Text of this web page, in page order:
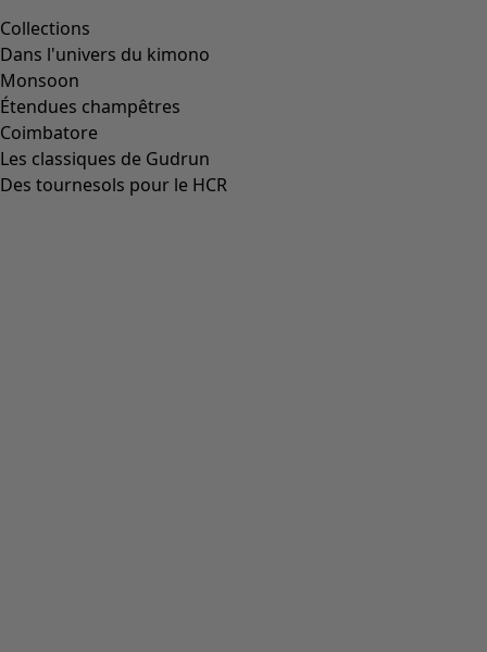
Collections
Dans l'univers du kimono
Monsoon
Étendues champêtres
Coimbatore
Les classiques de Gudrun
Des tournesols pour le HCR